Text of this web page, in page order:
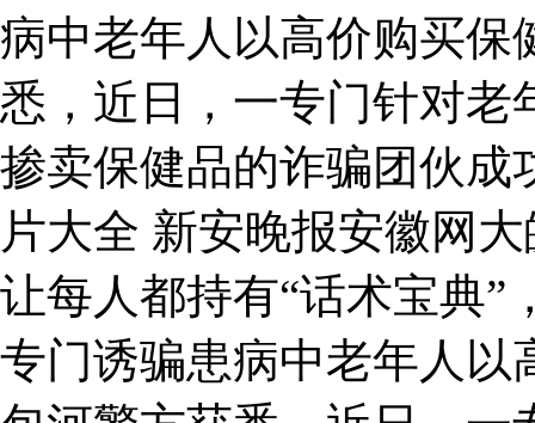
病中老年人以高价购买
悉，近日，一专门针对老
掺卖保健品的诈骗团伙成
片大全 新安晚报安徽网
让每人都持有“话术宝典”
专门诱骗患病中老年人